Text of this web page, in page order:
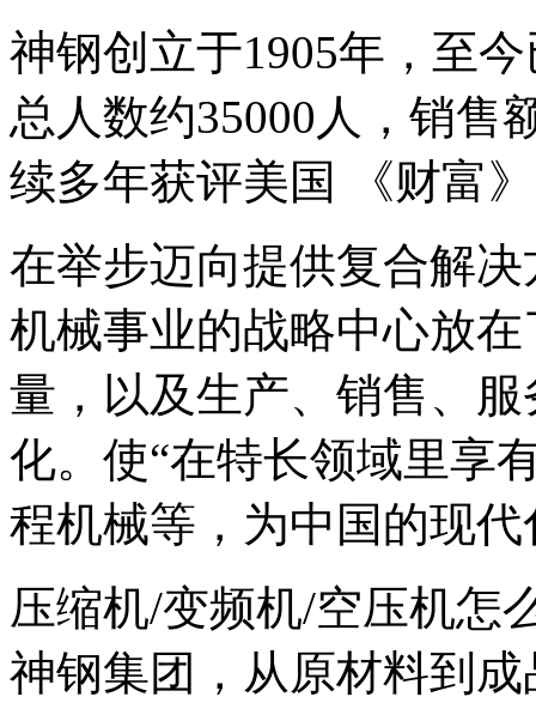
神钢创立于1905年，至
总人数约35000人，销售
续多年获评美国 《财富
在举步迈向提供复合解
机械事业的战略中心放
量，以及生产、销售、
化。使“在特长领域里享
程机械等，为中国的现
压缩机/变频机/空压机怎
神钢集团，从原材料到